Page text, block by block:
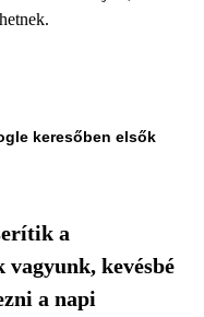
keresőben elsők
a
kevésbé
a napi